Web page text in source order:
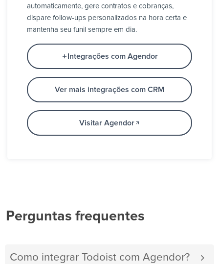
automaticamente, gere contratos e cobranças,
dispare follow-ups personalizados na hora certa e
mantenha seu funil sempre em dia.
Integrações com Agendor
Ver mais integrações com CRM
Visitar Agendor
Perguntas frequentes
Como integrar Todoist com Agendor?